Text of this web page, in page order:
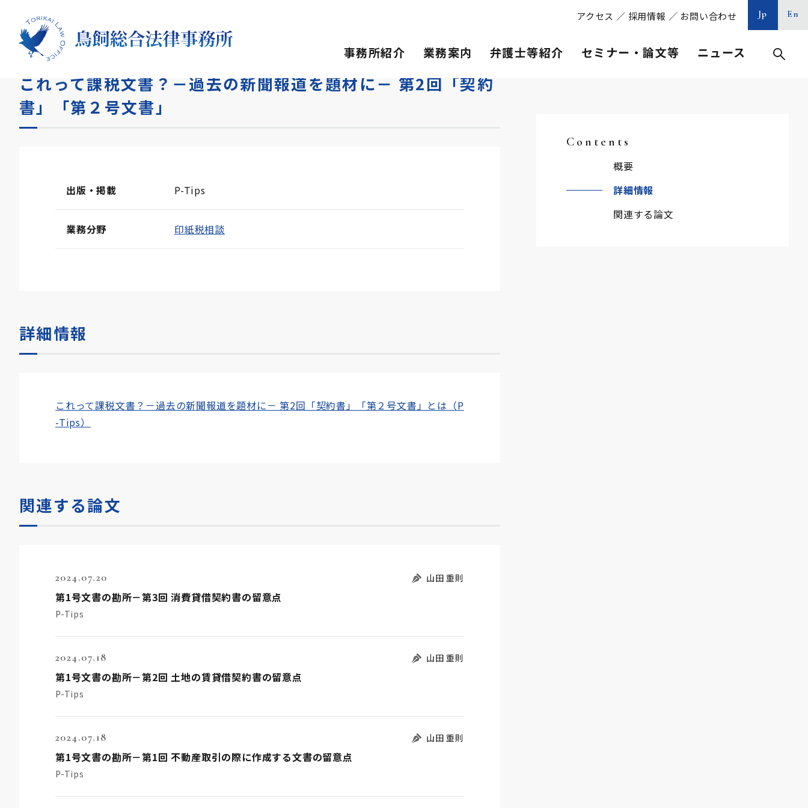
アクセス ／ 採用情報 ／ お問い合わせ Jp En
事務所紹介 業務案内 弁護士等紹介 セミナー・論文等 ニュース
HOME
これって課税文書？－過去の新聞報道を題材に－ 第2回「契約
書」「第２号文書」
出版・掲載 P-Tips
業務分野 印紙税相談
詳細情報
これって課税文書？－過去の新聞報道を題材に－ 第2回「契約書」「第２号文書」とは（P
-Tips）
関連する論文
2024.07.20 山田 重則
第1号文書の勘所－第3回 消費貸借契約書の留意点
P-Tips
2024.07.18 山田 重則
第1号文書の勘所－第2回 土地の賃貸借契約書の留意点
P-Tips
2024.07.18 山田 重則
第1号文書の勘所－第1回 不動産取引の際に作成する文書の留意点
P-Tips
Contents
概要
詳細情報
関連する論文